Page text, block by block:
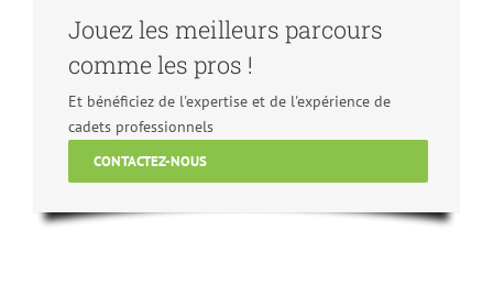
Jouez les meilleurs parcours
comme les pros !
Et bénéficiez de l'expertise et de l'expérience de
cadets professionnels
CONTACTEZ-NOUS